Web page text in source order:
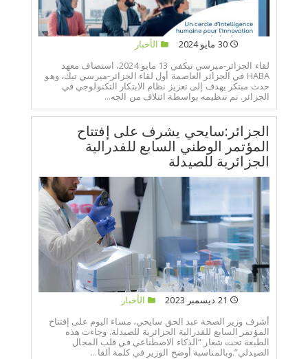
30 مايو 2024
الأخبار
لقاء الجزائر-ميرسي تيكفي 13 مايو 2024، استضاف معهد
HABA في الجزائر العاصمة أول لقاء الجزائر-ميرسي تيك، وهو
حدث مبتكر يهدف إلى تعزيز نظام الابتكار التكنولوجي في
الجزائر. تم تنظيمه بواسطة ائتلاف من الجه...
الجزائر:سايحي يشرف على إفتتاح
المؤتمر الوطني السابع للفدرالية
الجزائرية للصيدلة
الأخبار
أشرف وزير الصحة عبد الحق سايحي، مساء اليوم على إفتتاح
المؤتمر السابع للفدرالية الجزائرية للصيدلة. وجاءت هذه
الطبعة تحت شعار “الذكاء الاصطناعي في قلب المجال
الصيدلي”.وبالمناسبة أوضح الوزير في كلمة ألقا...